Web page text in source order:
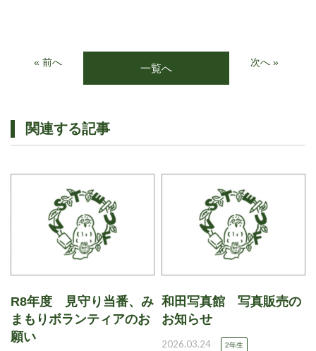
« 前へ 一覧へ 次へ »
関連する記事
R8年度 見守り当番、み
まもりボランティアのお
願い
和田写真館 写真販売の
お知らせ
2026.03.24 2年生